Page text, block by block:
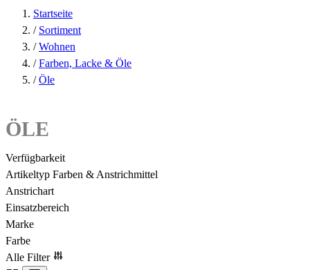
Startseite
/ Sortiment
/ Wohnen
/ Farben, Lacke & Öle
/ Öle
ÖLE
Verfügbarkeit
Artikeltyp Farben & Anstrichmittel
Anstrichart
Einsatzbereich
Marke
Farbe
Alle Filter